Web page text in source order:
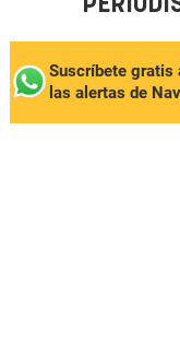
Suscríbete gratis
las alertas de